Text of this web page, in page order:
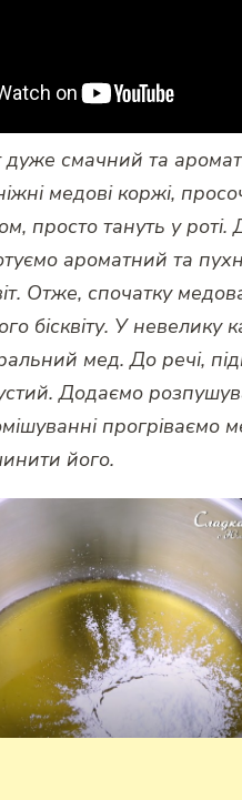
смачний та
медові коржі,
просто тануть у роті.
ароматний та
Отже, спочатку
бісквіту. У невелику
мед. До речі,
Додаємо
прогріваємо
його.